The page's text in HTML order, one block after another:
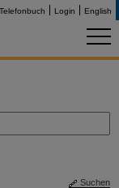
Telefonbuch Login English
Suchen